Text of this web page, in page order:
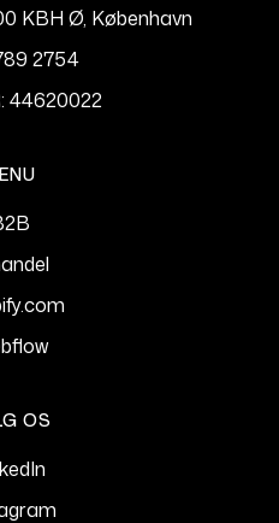
KBH Ø, København
2754
44620022
OS